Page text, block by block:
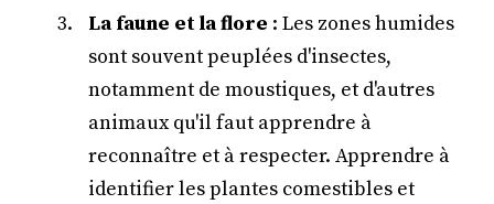
La faune et la flore : Les zones humides
sont souvent peuplées d'insectes,
notamment de moustiques, et d'autres
animaux qu'il faut apprendre à
reconnaître et à respecter. Apprendre à
identifier les plantes comestibles et